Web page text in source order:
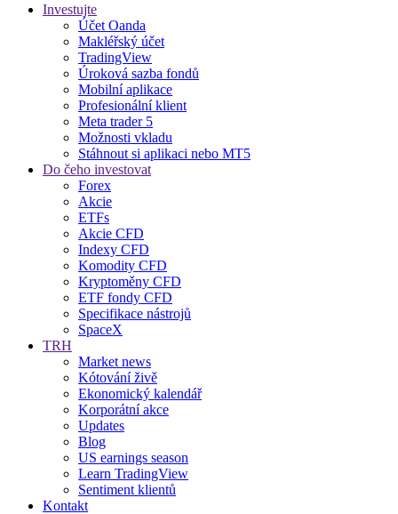
Investujte
Účet Oanda
Makléřský účet
TradingView
Úroková sazba fondů
Mobilní aplikace
Profesionální klient
Meta trader 5
Možnosti vkladu
Stáhnout si aplikaci nebo MT5
Do čeho investovat
Forex
Akcie
ETFs
Akcie CFD
Indexy CFD
Komodity CFD
Kryptoměny CFD
ETF fondy CFD
Specifikace nástrojů
SpaceX
TRH
Market news
Kótování živě
Ekonomický kalendář
Korporátní akce
Updates
Blog
US earnings season
Learn TradingView
Sentiment klientů
Kontakt